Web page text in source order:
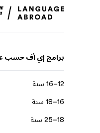
برامج إي أف حسب
12–16 سنة
16–18 سنة
18–25 سنة